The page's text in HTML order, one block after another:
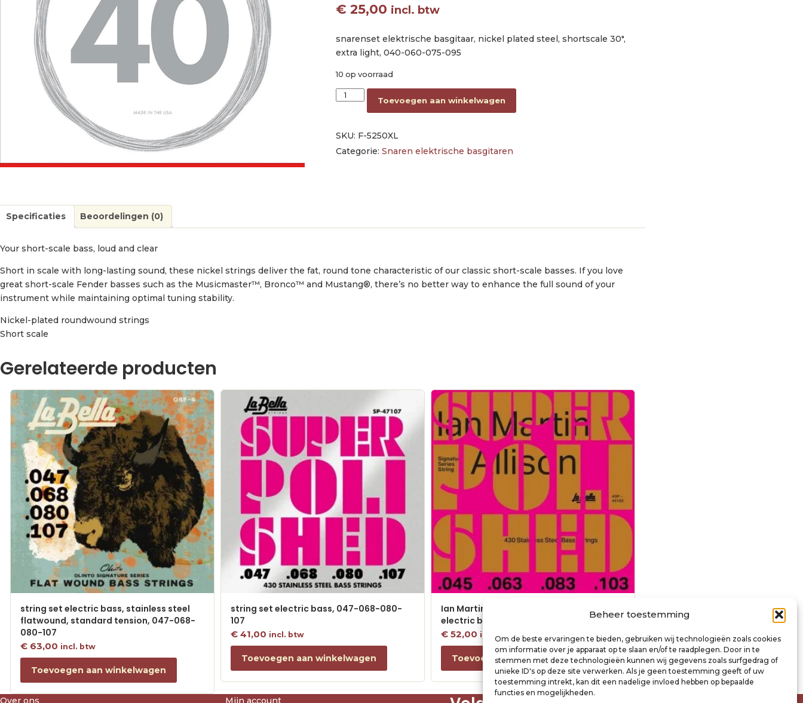
Beheer toestemming
Om de beste ervaringen te bieden, gebruiken wij technologieën zoals cookies
om informatie over je apparaat op te slaan en/of te raadplegen. Door in te
stemmen met deze technologieën kunnen wij gegevens zoals surfgedrag of
unieke ID's op deze site verwerken. Als je geen toestemming geeft of uw
toestemming intrekt, kan dit een nadelige invloed hebben op bepaalde
functies en mogelijkheden.
€ 25,00 incl. btw
snarenset elektrische basgitaar, nickel plated steel, shortscale 30″,
extra light, 040-060-075-095
10 op voorraad
string set electric bass, nickel plated steel, shortscale 30", extra light 040-060-075-095 aantal
Toevoegen aan winkelwagen
SKU: F-5250XL
Categorie: Snaren elektrische basgitaren
Specificaties Beoordelingen (0)
Your short-scale bass, loud and clear
Short in scale with long-lasting sound, these nickel strings deliver the fat, round tone characteristic of our classic short-scale basses. If you love
great short-scale Fender basses such as the Musicmaster™, Bronco™ and Mustang®, there’s no better way to enhance the full sound of your
instrument while maintaining optimal tuning stability.
Nickel-plated roundwound strings
Short scale
Gerelateerde producten
string set electric bass, stainless steel
flatwound, standard tension, 047-068-
080-107
€ 63,00 incl. btw
Toevoegen aan winkelwagen
string set electric bass, 047-068-080-
107
€ 41,00 incl. btw
Toevoegen aan winkelwagen
Ian Martin Allison Signature string set
electric bass, 045-063-083-103
€52,00 incl. btw
Toevoegen aan winkelwagen
Over ons Mijn account